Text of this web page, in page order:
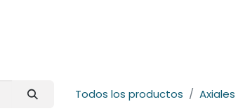
Todos los productos Axiales